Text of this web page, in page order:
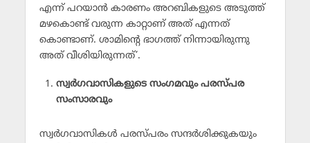
എന്ന് പറയാന്‍ കാരണം അറബികളുടെ അടുത്ത്
മഴകൊണ്ട് വരുന്ന കാറ്റാണ് അത് എന്നത്
കൊണ്ടാണ്. ശാമിന്റെ ഭാഗത്ത് നിന്നായിരുന്നു
അത് വീശിയിരുന്നത്’.
സ്വര്‍ഗവാസികളുടെ സംഗമവും പരസ്പര
സംസാരവും
സ്വര്‍ഗവാസികള്‍ പരസ്പരം സന്ദര്‍ശിക്കുകയും